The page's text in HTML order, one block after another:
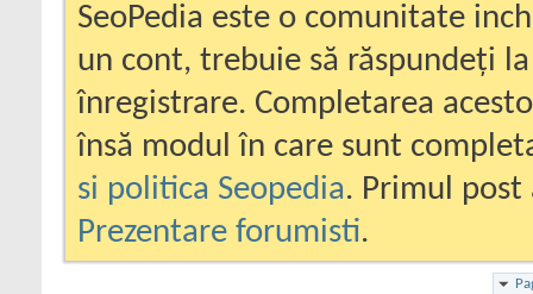
SeoPedia este o comunitate
un cont, trebuie să răspundeți
înregistrare. Completarea
însă modul în care sunt
si politica Seopedia. Primul
Prezentare forumisti.